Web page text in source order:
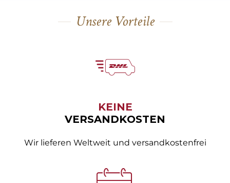
Unsere Vorteile
KEINE
VERSANDKOSTEN
Wir lieferen Weltweit und versandkostenfrei